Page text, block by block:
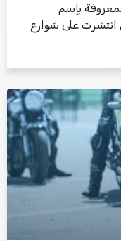
بإسم
انتشرت على شوارع